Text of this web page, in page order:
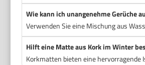
Wie kann ich unangenehme Gerüche
Verwenden Sie eine Mischung aus
Hilft eine Matte aus Kork im Winter
Korkmatten bieten eine